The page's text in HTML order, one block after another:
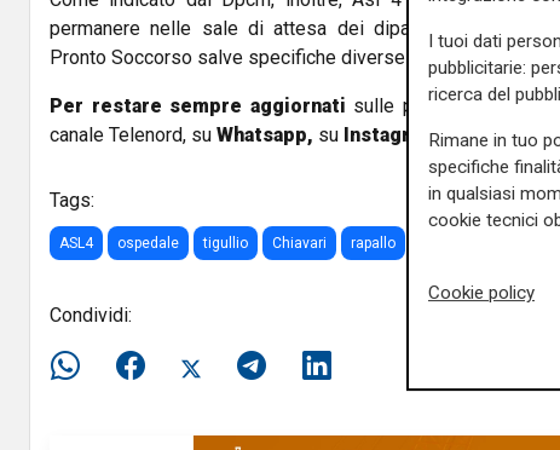
permanere nelle sale di attesa dei dipartimenti
Pronto Soccorso salve specifiche diverse indicazioni del
Per restare sempre aggiornati sulle principali notizie
canale Telenord, su Whatsapp, su Instagram,suYoutube
Tags:
ASL4 ospedale tigullio Chiavari rapallo
Condividi:
I tuoi dati
pubblicitarie:
ricerca del
Rimane in tuo
specifiche
in qualsiasi
cookie tecnici
Cookie policy